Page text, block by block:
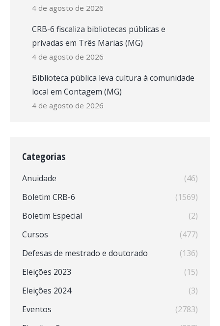
4 de agosto de 2026
CRB-6 fiscaliza bibliotecas públicas e
privadas em Três Marias (MG)
4 de agosto de 2026
Biblioteca pública leva cultura à comunidade
local em Contagem (MG)
4 de agosto de 2026
Categorias
Anuidade
(46)
Boletim CRB-6
(1569)
Boletim Especial
(2)
Cursos
(477)
Defesas de mestrado e doutorado
(136)
Eleições 2023
(15)
Eleições 2024
(3)
Eventos
(2783)